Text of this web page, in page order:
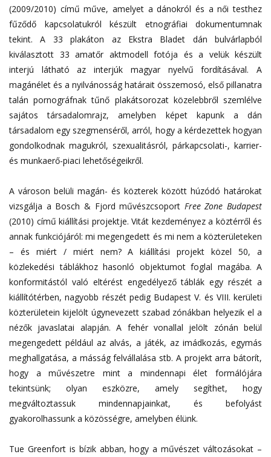
(2009/2010) című műve, amelyet a dánokról és a női testhez
fűződő kapcsolatukról készült etnográfiai dokumentumnak
tekint. A 33 plakáton az Ekstra Bladet dán bulvárlapból
kiválasztott 33 amatőr aktmodell fotója és a velük készült
interjú látható az interjúk magyar nyelvű fordításával. A
magánélet és a nyilvánosság határait összemosó, első pillanatra
talán pornográfnak tűnő plakátsorozat közelebbről szemlélve
sajátos társadalomrajz, amelyben képet kapunk a dán
társadalom egy szegmenséről, arról, hogy a kérdezettek hogyan
gondolkodnak magukról, szexualitásról, párkapcsolati-, karrier-
és munkaerő-piaci lehetőségeikről.
A városon belüli magán- és közterek között húzódó határokat
vizsgálja a Bosch & Fjord művészcsoport Free Zone Budapest
(2010) című kiállítási projektje. Vitát kezdeményez a köztérről és
annak funkciójáról: mi megengedett és mi nem a közterületeken
– és miért / miért nem? A kiállítási projekt közel 50, a
közlekedési táblákhoz hasonló objektumot foglal magába. A
konformitástól való eltérést engedélyező táblák egy részét a
kiállítótérben, nagyobb részét pedig Budapest V. és VIII. kerületi
közterületein kijelölt úgynevezett szabad zónákban helyezik el a
nézők javaslatai alapján. A fehér vonallal jelölt zónán belül
megengedett például az alvás, a játék, az imádkozás, egymás
meghallgatása, a másság felvállalása stb. A projekt arra bátorít,
hogy a művészetre mint a mindennapi élet formálójára
tekintsünk; olyan eszközre, amely segíthet, hogy
megváltoztassuk mindennapjainkat, és befolyást
gyakorolhassunk a közösségre, amelyben élünk.
Tue Greenfort is bízik abban, hogy a művészet változásokat –